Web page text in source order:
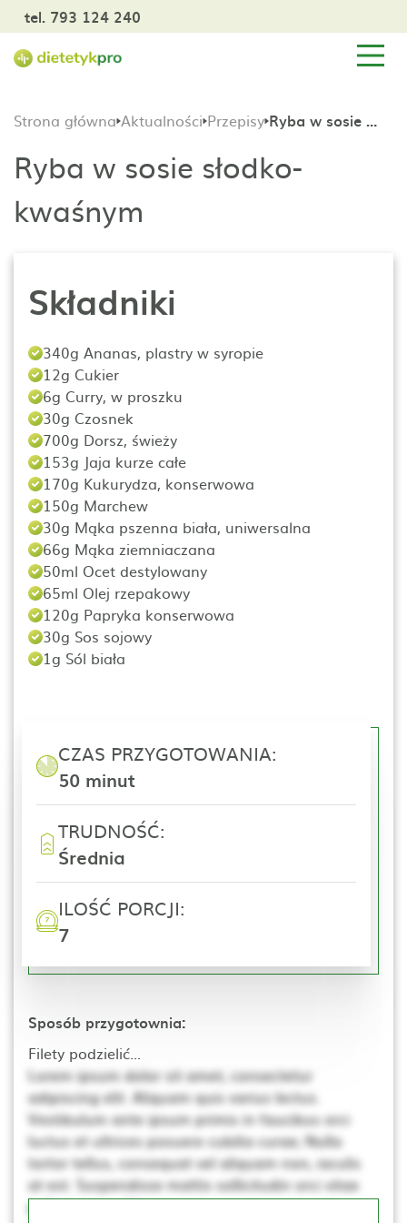
tel. 793 124 240
Strona główna Aktualności Przepisy Ryba w sosie słodko-kwaśnym
Ryba w sosie słodko-
kwaśnym
Składniki
340g Ananas, plastry w syropie
12g Cukier
6g Curry, w proszku
30g Czosnek
700g Dorsz, świeży
153g Jaja kurze całe
170g Kukurydza, konserwowa
150g Marchew
30g Mąka pszenna biała, uniwersalna
66g Mąka ziemniaczana
50ml Ocet destylowany
65ml Olej rzepakowy
120g Papryka konserwowa
30g Sos sojowy
1g Sól biała
CZAS PRZYGOTOWANIA:
50 minut
TRUDNOŚĆ:
Średnia
ILOŚĆ PORCJI:
7
Sposób przygotownia:
Filety podzielić...
Lorem ipsum dolor sit amet, consectetur
adipiscing elit. Aliquam quis varius lectus.
Vestibulum ante ipsum primis in faucibus orci
luctus et ultrices posuere cubilia curae; Nulla
tortor tellus, consequat vel aliquam non, iaculis
at est. Suspendisse mattis sollicitudin orci vitae
pellentesque. Ut non neque a mi consequat